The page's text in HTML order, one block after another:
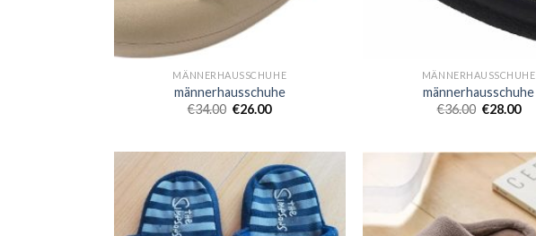
MÄNNERHAUSSCHUHE
männerhausschuhe
€34.00 €26.00
MÄNNERHAUSSCHUHE
männerhausschuhe
€36.00 €28.00